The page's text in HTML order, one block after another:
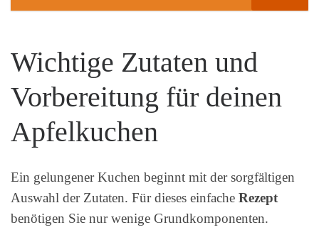
Wichtige Zutaten und
Vorbereitung für deinen
Apfelkuchen
Ein gelungener Kuchen beginnt mit der sorgfältigen
Auswahl der Zutaten. Für dieses einfache Rezept
benötigen Sie nur wenige Grundkomponenten.